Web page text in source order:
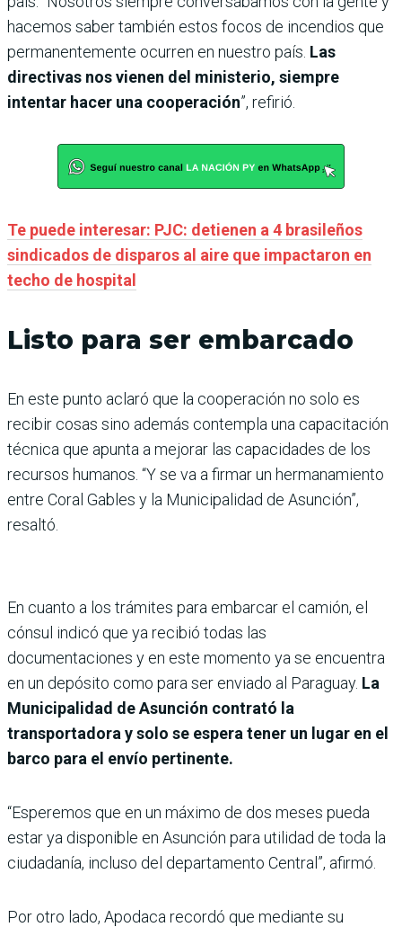
hacemos saber también estos focos de incendios que
permanentemente ocurren en nuestro país. Las
directivas nos vienen del ministerio, siempre
intentar hacer una cooperación”, refirió.
Te puede interesar: PJC: detienen a 4 brasileños
sindicados de disparos al aire que impactaron en
techo de hospital
Listo para ser embarcado
En este punto aclaró que la cooperación no solo es
recibir cosas sino además contempla una capacitación
técnica que apunta a mejorar las capacidades de los
recursos humanos. “Y se va a firmar un hermanamiento
entre Coral Gables y la Municipalidad de Asunción”,
resaltó.
En cuanto a los trámites para embarcar el camión, el
cónsul indicó que ya recibió todas las
documentaciones y en este momento ya se encuentra
en un depósito como para ser enviado al Paraguay. La
Municipalidad de Asunción contrató la
transportadora y solo se espera tener un lugar en el
barco para el envío pertinente.
“Esperemos que en un máximo de dos meses pueda
estar ya disponible en Asunción para utilidad de toda la
ciudadanía, incluso del departamento Central”, afirmó.
Por otro lado, Apodaca recordó que mediante su